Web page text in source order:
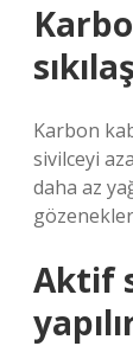
Karbon
sivilceyi
daha az
Aktif